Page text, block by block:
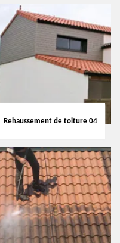
Rehaussement de toiture 04